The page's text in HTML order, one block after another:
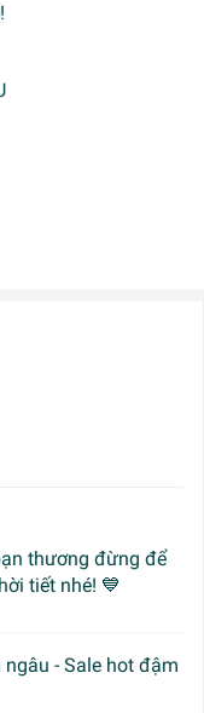
thương đừng để
tiết nhé! 💙
- Sale hot đậm